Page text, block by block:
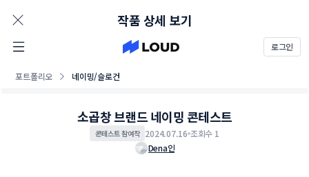
로그인
포트폴리오 네이밍/슬로건
작품 상세 보기
소곱창 브랜드 네이밍 콘테스트
콘테스트 참여작 2024.07.16 조회수 1
Dena인